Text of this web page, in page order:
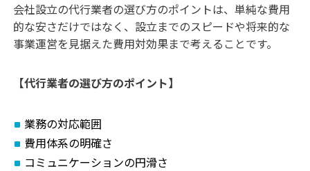
会社設立の代行業者の選び方のポイントは、単純な費用
的な安さだけではなく、設立までのスピードや将来的な
事業運営を見据えた費用対効果まで考えることです。
【代行業者の選び方のポイント】
業務の対応範囲
費用体系の明確さ
コミュニケーションの円滑さ